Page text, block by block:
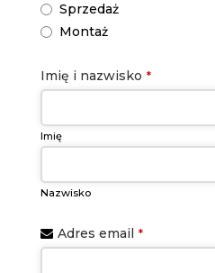
Sprzedaż
Montaż
Imię i nazwisko *
Imię
Nazwisko
Adres email *